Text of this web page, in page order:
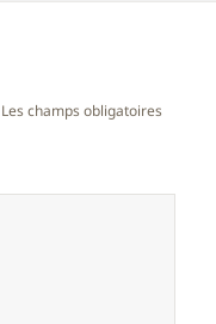
Les champs obligatoires